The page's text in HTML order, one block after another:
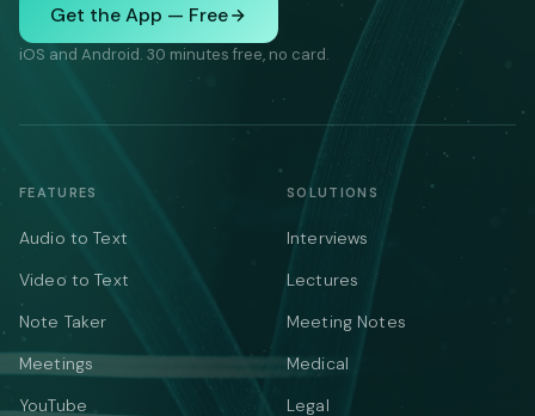
Get the App — Free
iOS and Android. 30 minutes free, no card.
FEATURES
Audio to Text
Video to Text
Note Taker
Meetings
YouTube
SOLUTIONS
Interviews
Lectures
Meeting Notes
Medical
Legal